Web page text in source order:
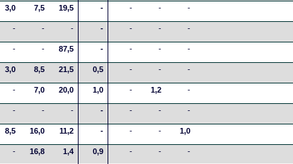
3,0 7,5 19,5 - - - -
- - - - - - -
- - 87,5 - - - -
3,0 8,5 21,5 0,5 - - -
- 7,0 20,0 1,0 - 1,2 -
- - - - - - -
8,5 16,0 11,2 - - - 1,0
- 16,8 1,4 0,9 - - -